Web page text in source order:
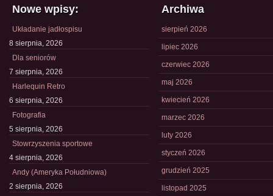
Nowe wpisy:
Układanie jadłospisu
8 sierpnia, 2026
Dla seniorów
7 sierpnia, 2026
Harlequin Retro
6 sierpnia, 2026
Fotografia
5 sierpnia, 2026
Stowrzyszenia sportowe
4 sierpnia, 2026
Andy (Ameryka Południowa)
2 sierpnia, 2026
Archiwa
sierpień 2026
lipiec 2026
czerwiec 2026
maj 2026
kwiecień 2026
marzec 2026
luty 2026
styczeń 2026
grudzień 2025
listopad 2025